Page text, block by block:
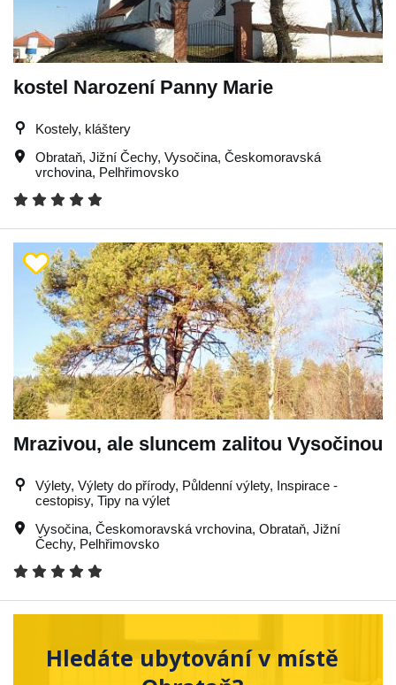
kostel Narození Panny Marie
Kostely, kláštery
Obrataň, Jižní Čechy, Vysočina, Českomoravská
vrchovina, Pelhřimovsko
Mrazivou, ale sluncem zalitou Vysočinou
Výlety, Výlety do přírody, Půldenní výlety, Inspirace -
cestopisy, Tipy na výlet
Vysočina, Českomoravská vrchovina, Obrataň, Jižní
Čechy, Pelhřimovsko
Hledáte ubytování v místě